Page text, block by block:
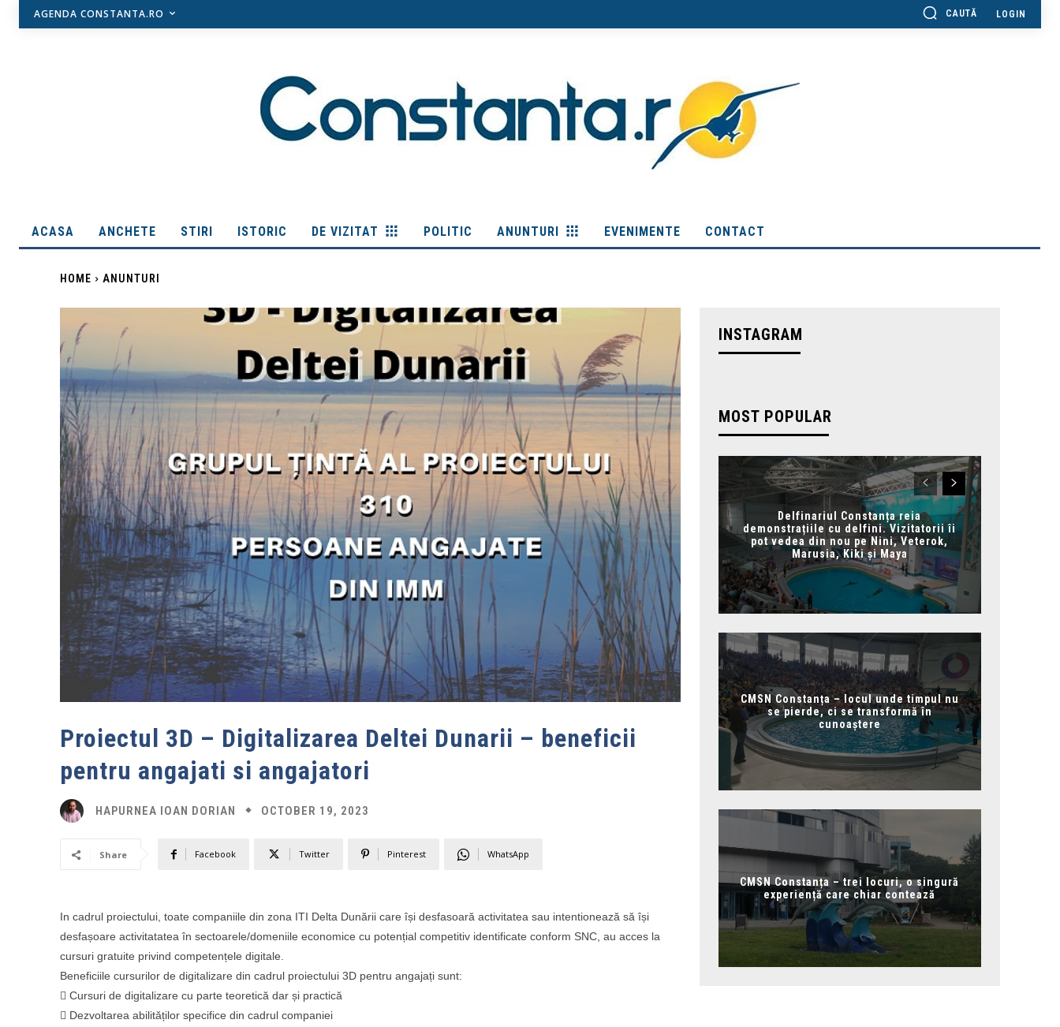
AGENDA CONSTANTA.RO CAUTĂ LOGIN
ACASA ANCHETE STIRI ISTORIC DE VIZITAT POLITIC ANUNTURI EVENIMENTE CONTACT
HOME ANUNTURI
Proiectul 3D – Digitalizarea Deltei Dunarii – beneficii
pentru angajati si angajatori
HAPURNEA IOAN DORIAN OCTOBER 19, 2023
Share Facebook Twitter Pinterest WhatsApp
In cadrul proiectului, toate companiile din zona ITI Delta Dunării care își desfasoară activitatea sau intentionează să își
desfașoare activitatatea în sectoarele/domeniile economice cu potențial competitiv identificate conform SNC, au acces la
cursuri gratuite privind competențele digitale.
Beneficiile cursurilor de digitalizare din cadrul proiectului 3D pentru angajați sunt:
 Cursuri de digitalizare cu parte teoretică dar și practică
 Dezvoltarea abilităților specifice din cadrul companiei
INSTAGRAM
MOST POPULAR
Delfinariul Constanța reia
demonstrațiile cu delfini. Vizitatorii îi
pot vedea din nou pe Nini, Veterok,
Marusia, Kiki și Maya
CMSN Constanța – locul unde timpul nu
se pierde, ci se transformă în
cunoaștere
CMSN Constanța – trei locuri, o singură
experiență care chiar contează